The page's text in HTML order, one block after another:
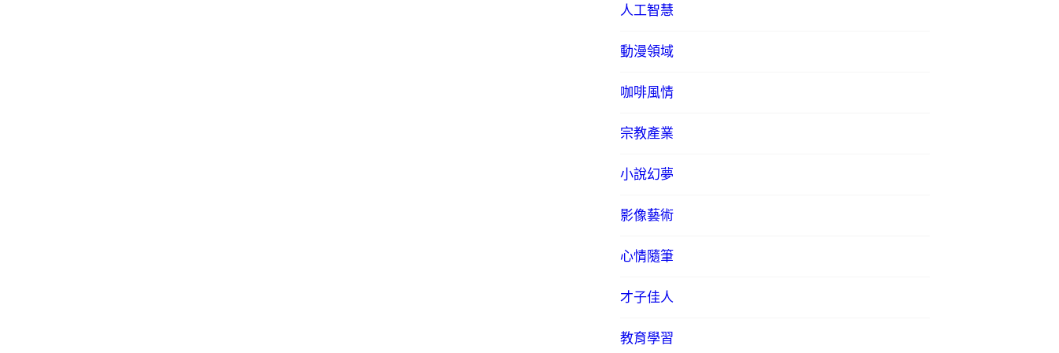
人工智慧
動漫領域
咖啡風情
宗教產業
小說幻夢
影像藝術
心情隨筆
才子佳人
教育學習